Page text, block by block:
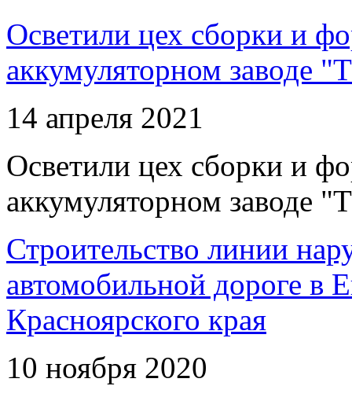
Осветили цех сборки и
аккумуляторном заводе
14 апреля 2021
Осветили цех сборки и
аккумуляторном заводе
Строительство линии
автомобильной дороге в
Красноярского края
10 ноября 2020